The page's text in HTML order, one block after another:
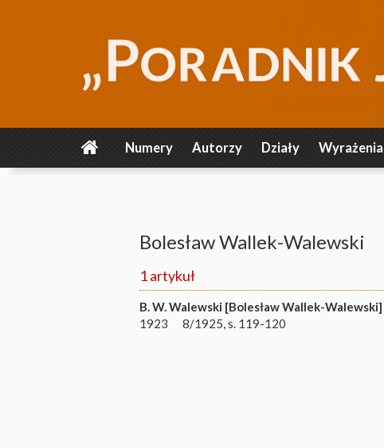
Numery Autorzy Działy Wyrażenia
Bolesław Wallek-Walewski
1 artykuł
B. W. Walewski [Bolesław Wallek-Walewski]
1923
8/1925, s. 119-120